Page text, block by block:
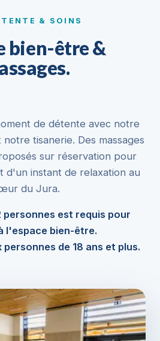
& SOINS
bien-être &
de détente avec notre
tisanerie. Des massages
sur réservation pour
d'un instant de relaxation au
du Jura.
personnes est requis pour
l'espace bien-être.
de 18 ans et plus.